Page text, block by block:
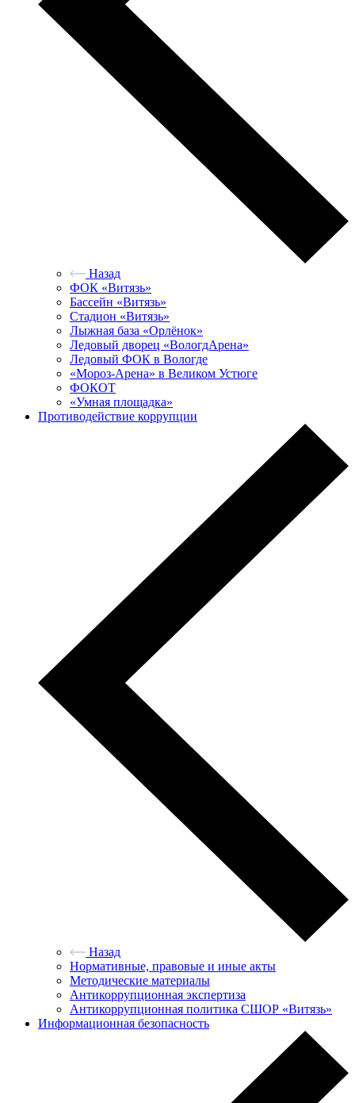
Назад
ФОК «Витязь»
Бассейн «Витязь»
Стадион «Витязь»
Лыжная база «Орлёнок»
Ледовый дворец «ВологдАрена»
Ледовый ФОК в Вологде
«Мороз-Арена» в Великом Устюге
ФОКОТ
«Умная площадка»
Противодействие коррупции
Назад
Нормативные, правовые и иные акты
Методические материалы
Антикоррупционная экспертиза
Антикоррупционная политика СШОР «Витязь»
Информационная безопасность